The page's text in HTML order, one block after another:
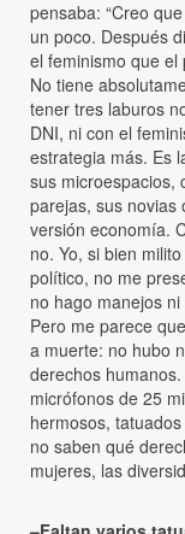
pensaba: “Creo
un poco. Después
el feminismo que el
No tiene
tener tres laburos
DNI, ni con el
estrategia más. Es
sus microespacios,
parejas, sus novias
versión economía.
no. Yo, si bien
político, no me
no hago manejos
Pero me parece
a muerte: no hubo
derechos
micrófonos de 25
hermosos,
no saben qué
mujeres, las